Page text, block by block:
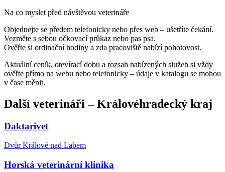
Na co myslet před návštěvou veterináře
Objednejte se předem telefonicky nebo přes web – ušetříte čekání.
Vezměte s sebou očkovací průkaz nebo pas psa.
Ověřte si ordinační hodiny a zda pracoviště nabízí pohotovost.
Aktuální ceník, otevírací dobu a rozsah nabízených služeb si vždy
ověřte přímo na webu nebo telefonicky – údaje v katalogu se mohou
v čase měnit.
Další veterináři –Královéhradecký kraj
Daktarivet
Dvůr Králové nad Labem
Horská veterinární klinika